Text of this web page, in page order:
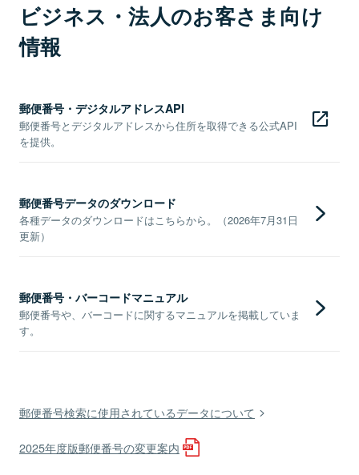
ビジネス・法人のお客さま向け
情報
郵便番号・デジタルアドレスAPI
郵便番号とデジタルアドレスから住所を取得できる公式API
を提供。
郵便番号データのダウンロード
各種データのダウンロードはこちらから。（2026年7月31日
更新）
郵便番号・バーコードマニュアル
郵便番号や、バーコードに関するマニュアルを掲載していま
す。
郵便番号検索に使用されているデータについて
2025年度版郵便番号の変更案内